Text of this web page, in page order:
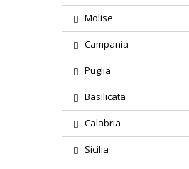
Molise
Campania
Puglia
Basilicata
Calabria
Sicilia